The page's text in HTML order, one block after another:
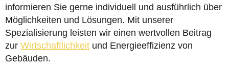
informieren Sie gerne individuell und ausführlich über
Möglichkeiten und Lösungen. Mit unserer
Spezialisierung leisten wir einen wertvollen Beitrag
zur Wirtschaftlichkeit und Energieeffizienz von
Gebäuden.